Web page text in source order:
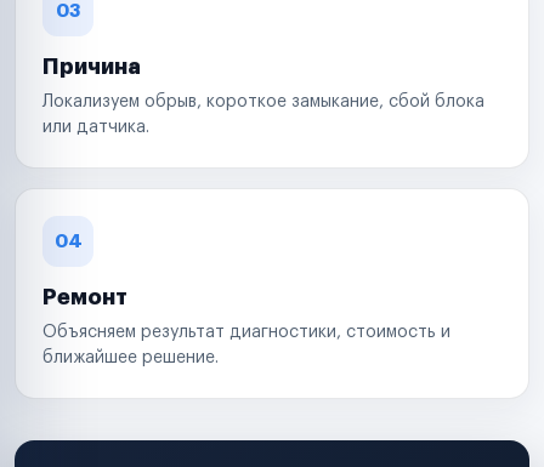
03
Причина
Локализуем обрыв, короткое замыкание, сбой блока
или датчика.
04
Ремонт
Объясняем результат диагностики, стоимость и
ближайшее решение.